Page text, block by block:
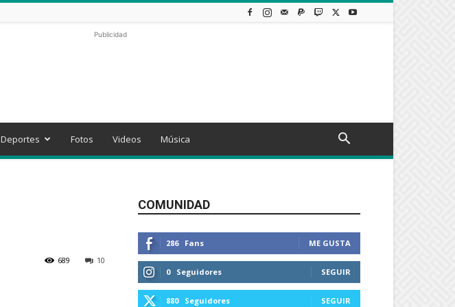
Publicidad
Deportes Fotos Videos Música
10
689
COMUNIDAD
286 Fans ME GUSTA
0 Seguidores SEGUIR
880 Seguidores SEGUIR